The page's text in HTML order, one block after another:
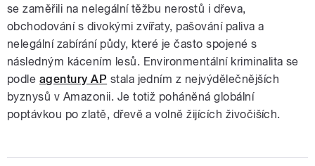
se zaměřili na nelegální těžbu nerostů i dřeva,
obchodování s divokými zvířaty, pašování paliva a
nelegální zabírání půdy, které je často spojené s
následným kácením lesů. Environmentální kriminalita se
podle agentury AP stala jedním z nejvýdělečnějších
byznysů v Amazonii. Je totiž poháněná globální
poptávkou po zlatě, dřevě a volně žijících živočiších.